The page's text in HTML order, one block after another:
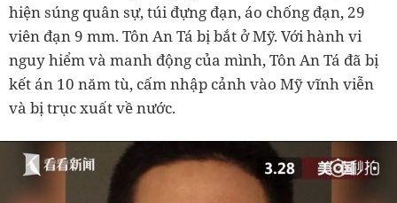
hiện súng quân sự, túi đựng đạn, áo chống đạn, 29
viên đạn 9 mm. Tôn An Tá bị bắt ở Mỹ. Với hành vi
nguy hiểm và manh động của mình, Tôn An Tá đã bị
kết án 10 năm tù, cấm nhập cảnh vào Mỹ vĩnh viễn
và bị trục xuất về nước.